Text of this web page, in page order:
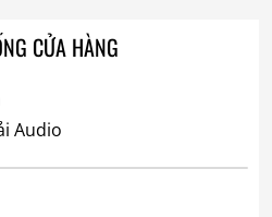
CỬA HÀNG
Audio